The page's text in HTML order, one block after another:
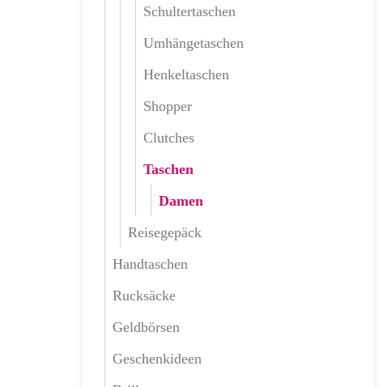
Schultertaschen
Umhängetaschen
Henkeltaschen
Shopper
Clutches
Taschen
Damen
Reisegepäck
Handtaschen
Rucksäcke
Geldbörsen
Geschenkideen